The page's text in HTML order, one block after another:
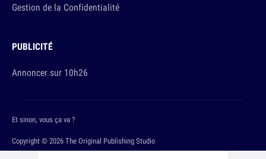
Gestion de la Confidentialité
PUBLICITÉ
Annoncer sur 10h26
Copyright © 2026 The Original Publishing Studio
Et sinon, vous ça va ?